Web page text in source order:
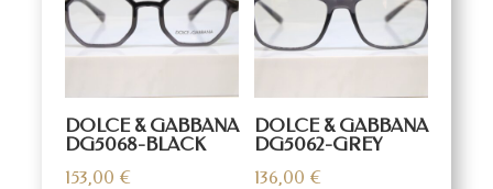
DOLCE & GABBANA
DG5068-BLACK
153,00 €
DOLCE & GABBANA
DG5062-GREY
136,00 €